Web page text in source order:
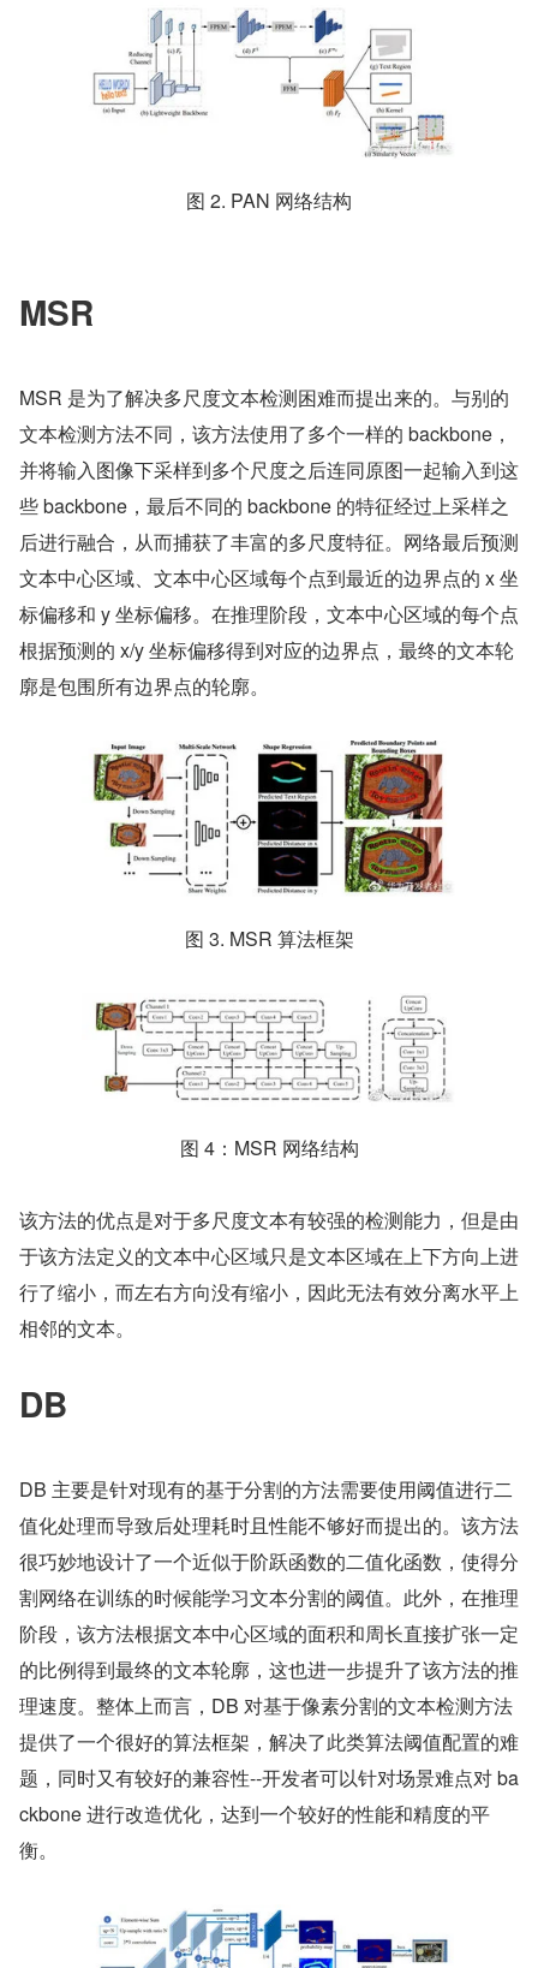
图 2. PAN 网络结构
MSR
MSR 是为了解决多尺度文本检测困难而提出来的。与别的
文本检测方法不同，该方法使用了多个一样的 backbone，
并将输入图像下采样到多个尺度之后连同原图一起输入到这
些 backbone，最后不同的 backbone 的特征经过上采样之
后进行融合，从而捕获了丰富的多尺度特征。网络最后预测
文本中心区域、文本中心区域每个点到最近的边界点的 x 坐
标偏移和 y 坐标偏移。在推理阶段，文本中心区域的每个点
根据预测的 x/y 坐标偏移得到对应的边界点，最终的文本轮
廓是包围所有边界点的轮廓。
图 3. MSR 算法框架
图 4：MSR 网络结构
该方法的优点是对于多尺度文本有较强的检测能力，但是由
于该方法定义的文本中心区域只是文本区域在上下方向上进
行了缩小，而左右方向没有缩小，因此无法有效分离水平上
相邻的文本。
DB
DB 主要是针对现有的基于分割的方法需要使用阈值进行二
值化处理而导致后处理耗时且性能不够好而提出的。该方法
很巧妙地设计了一个近似于阶跃函数的二值化函数，使得分
割网络在训练的时候能学习文本分割的阈值。此外，在推理
阶段，该方法根据文本中心区域的面积和周长直接扩张一定
的比例得到最终的文本轮廓，这也进一步提升了该方法的推
理速度。整体上而言，DB 对基于像素分割的文本检测方法
提供了一个很好的算法框架，解决了此类算法阈值配置的难
题，同时又有较好的兼容性--开发者可以针对场景难点对 ba
ckbone 进行改造优化，达到一个较好的性能和精度的平
衡。